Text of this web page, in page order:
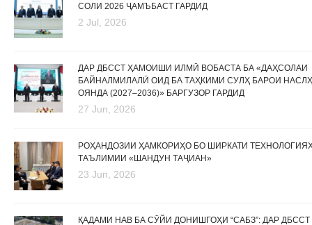
СОЛИ 2026 ҶАМЪБАСТ ГАРДИД
2 Jul, 2026
ДАР ДБССТ ҲАМОИШИ ИЛМӢ ВОБАСТА БА «ДАҲСОЛАИ
БАЙНАЛМИЛАЛӢ ОИД БА ТАҲКИМИ СУЛҲ БАРОИ
ОЯНДА (2027–2036)» БАРГУЗОР ГАРДИД
27 Jun, 2026
РОҲАНДОЗИИ ҲАМКОРИҲО БО ШИРКАТИ
ТАЪЛИМИИ «ШАНДУН ТАҶИАН»
23 Jun, 2026
ҚАДАМИ НАВ БА СӮЙИ ДОНИШГОҲИ “САБЗ”: ДАР ДБССТ